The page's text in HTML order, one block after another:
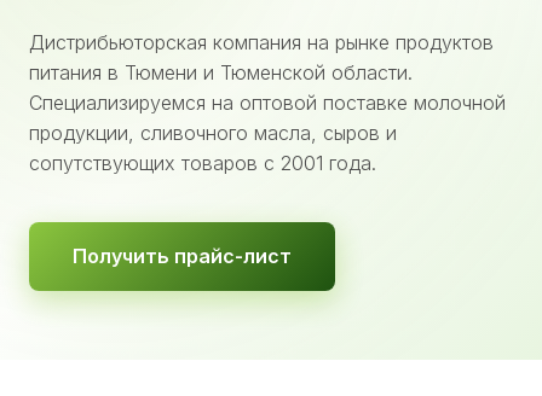
Дистрибьюторская компания на рынке продуктов
питания в Тюмени и Тюменской области.
Специализируемся на оптовой поставке молочной
продукции, сливочного масла, сыров и
сопутствующих товаров с 2001 года.
Получить прайс-лист